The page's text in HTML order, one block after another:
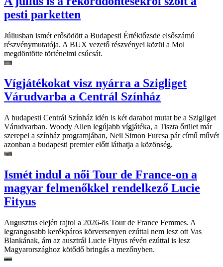
pesti parketten
Júliusban ismét erősödött a Budapesti Értéktőzsde elsőszámú
részvénymutatója. A BUX vezető részvényei közül a Mol
megdöntötte történelmi csúcsát.
Vígjátékokat visz nyárra a Szigliget
Várudvarba a Centrál Színház
A budapesti Centrál Színház idén is két darabot mutat be a Szigliget
Várudvarban. Woody Allen legújabb vígjátéka, a Tiszta őrület már
szerepel a színház programjában, Neil Simon Furcsa pár című művét
azonban a budapesti premier előtt láthatja a közönség.
Ismét indul a női Tour de France-on a
magyar felmenőkkel rendelkező Lucie
Fityus
Augusztus elején rajtol a 2026-ös Tour de France Femmes. A
legrangosabb kerékpáros körversenyen ezúttal nem lesz ott Vas
Blankának, ám az ausztrál Lucie Fityus révén ezúttal is lesz
Magyarországhoz kötődő bringás a mezőnyben.